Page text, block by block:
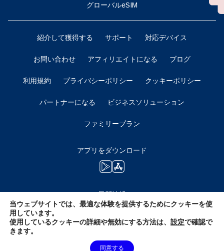
グローバルeSIM
紹介して獲得する サポート 対応デバイス
お問い合わせ アフィリエイトになる ブログ
利用規約 プライバシーポリシー クッキーポリシー
パートナーになる ビジネスソリューション
ファミリープラン
アプリをダウンロード
最新情報
当ウェブサイトでは、最適な体験を提供するためにクッキーを使
用しています。
使用しているクッキーの詳細や無効にする方法は、 設定で確認で
きます。
同意する